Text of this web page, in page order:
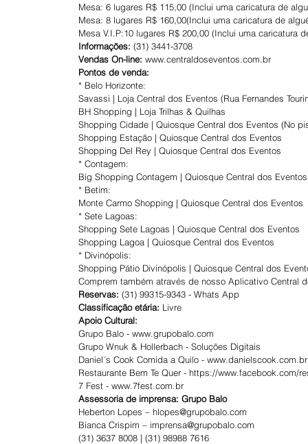
Mesa: 6 lugares R$ 115,00 (Inclui uma caricatura de
Mesa: 8 lugares R$ 160,00(Inclui uma caricatura de
Mesa V.I.P:10 lugares R$ 200,00 (Inclui uma caricatura
Informações: (31) 3441-3708
Vendas On-line: www.centraldoseventos.com.br
Pontos de venda:
* Belo Horizonte:
Savassi | Loja Central dos Eventos (Rua Fernandes
BH Shopping | Loja Trilhas & Quilhas
Shopping Cidade | Quiosque Central dos Eventos (No
Shopping Estação | Quiosque Central dos Eventos
Shopping Del Rey | Quiosque Central dos Eventos
* Contagem:
Big Shopping Contagem | Quiosque Central dos Eventos
* Betim:
Monte Carmo Shopping | Quiosque Central dos Eventos
* Sete Lagoas:
Shopping Sete Lagoas | Quiosque Central dos Eventos
Shopping Lagoa | Quiosque Central dos Eventos
* Divinópolis:
Shopping Pátio Divinópolis | Quiosque Central dos
Comprem também através de nosso Aplicativo Central
Reservas: (31) 99315-9343 - Whats App
Classificação etária: Livre
Apoio Cultural:
Grupo Balo - www.grupobalo.com
Grupo Wnuk & Hollerbach - Soluções Digitais
Daniel´s Cook Comida a Quilo - www.danielscook.com.br
Restaurante Bem Te Quer - https://www.facebook.com/
7 Fest - www.7fest.com.br
Assessoria de imprensa: Grupo Balo
Heberton Lopes – hlopes@grupobalo.com
Bianca Crispim – imprensa@grupobalo.com
(31) 3637 8008 | (31) 98988 7616